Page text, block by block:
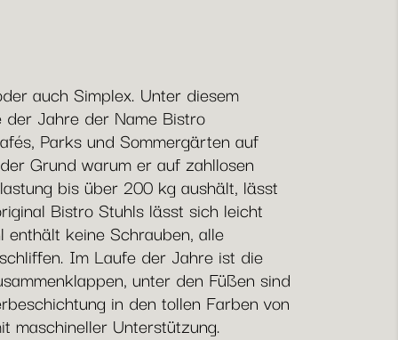
auch Simplex. Unter diesem
Jahre der Name Bistro
Parks und Sommergärten auf
Grund warum er auf zahllosen
bis über 200 kg aushält, lässt
Bistro Stuhls lässt sich leicht
keine Schrauben, alle
Im Laufe der Jahre ist die
unter den Füßen sind
in den tollen Farben von
maschineller Unterstützung.